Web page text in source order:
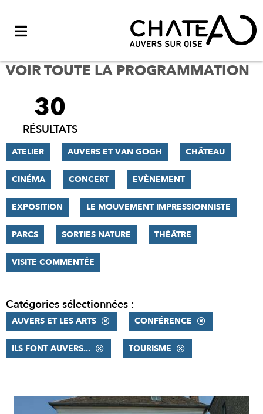
VOIR TOUTE LA PROGRAMMATION
FILTRER
RÉSULTATS
30
RÉSULTATS
ATELIER AUVERS ET VAN GOGH CHÂTEAU
CINÉMA CONCERT EVÈNEMENT
EXPOSITION LE MOUVEMENT IMPRESSIONNISTE
PARCS SORTIES NATURE THÉÂTRE
VISITE COMMENTÉE
Catégories sélectionnées :
AUVERS ET LES ARTS CONFÉRENCE
ILS FONT AUVERS... TOURISME
RÉSULTATS